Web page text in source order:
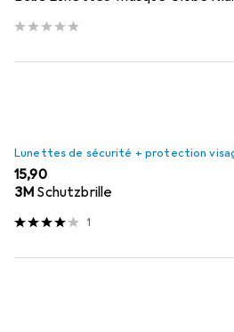
Lunettes de sécurité + protection
EUR
15,90
3M Schutzbrille
1